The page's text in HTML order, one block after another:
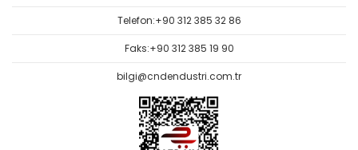
Telefon:+90 312 385 32 86
Faks:+90 312 385 19 90
bilgi@cndendustri.com.tr